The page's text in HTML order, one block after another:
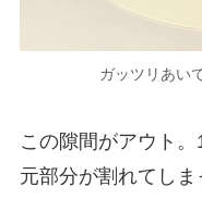
ガッツリあい
この隙間がアウト
元部分が割れてし